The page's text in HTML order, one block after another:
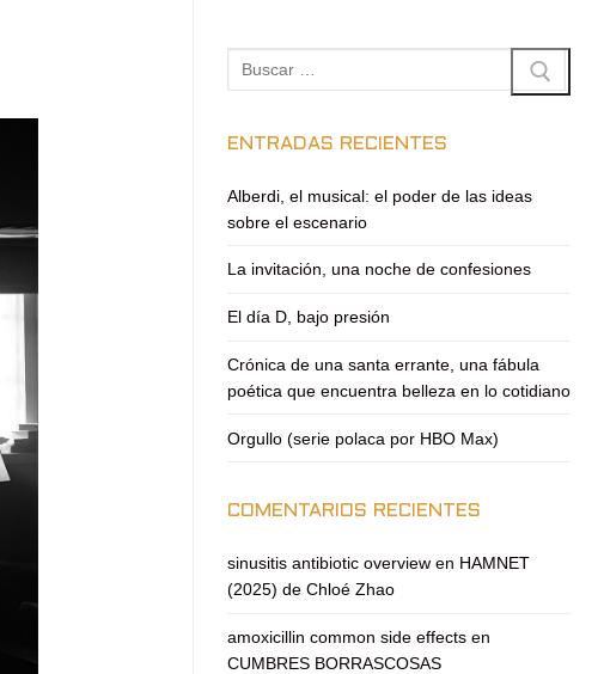
Buscar:
ENTRADAS RECIENTES
Alberdi, el musical: el poder de las ideas
sobre el escenario
La invitación, una noche de confesiones
El día D, bajo presión
Crónica de una santa errante, una fábula
poética que encuentra belleza en lo cotidiano
Orgullo (serie polaca por HBO Max)
COMENTARIOS RECIENTES
sinusitis antibiotic overview en HAMNET
(2025) de Chloé Zhao
amoxicillin common side effects en
CUMBRES BORRASCOSAS